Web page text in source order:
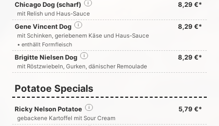
Chicago Dog (scharf) 8,29 €*
i
mit Relish und Haus-Sauce
Gene Vincent Dog 8,29 €*
i
mit Schinken, geriebenem Käse und Haus-Sauce
• enthällt Formfleisch
Brigitte Nielsen Dog 8,29 €*
i
mit Röstzwiebeln, Gurken, dänischer Remoulade
Potatoe Specials
Ricky Nelson Potatoe 5,79 €*
i
gebackene Kartoffel mit Sour Cream